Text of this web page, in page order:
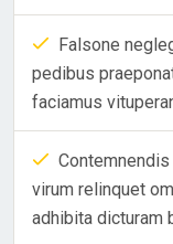
Falsone
pedibus
faciamus
virum relinquet
adhibita dicturam